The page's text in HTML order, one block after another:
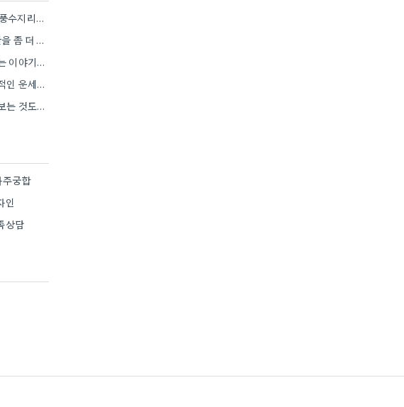
곡해살에 대한 언급이 흥미로웠네요. 풍수지리에서 특정 해를 피하는 이유가 단순히 미신이라기보다, 기운을 잘 보려는 노력으로…
묵묵히 걷는 길처럼, 제가 가진 가치관을 좀 더 명확하게 정리해봐야겠어요.
이직 운이 좋은데 준비 없이 퇴사했다는 이야기가 마음 아프네요. 좀 더 신중하게 상황을 판단해야 할…
포스텔러 같은 앱은 정말 빠르게 기본적인 운세를 알려주네요. 저는 운세 보는 것보다, 앞으로의 계획을 세울…
포스텔러 같은 앱으로 간단하게 운세 보는 것도 괜찮네요. 꼼꼼하게 분석하기 전에 먼저 방향 잡기가 좋겠어요.
궁합
인
상담